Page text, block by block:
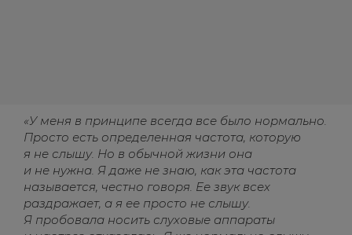
«У меня в принципе всегда все было нормально.
Просто есть определенная частота, которую
я не слышу. Но в обычной жизни она
и не нужна. Я даже не знаю, как эта частота
называется, честно говоря. Ее звук всех
раздражает, а я ее просто не слышу.
Я пробовала носить слуховые аппараты